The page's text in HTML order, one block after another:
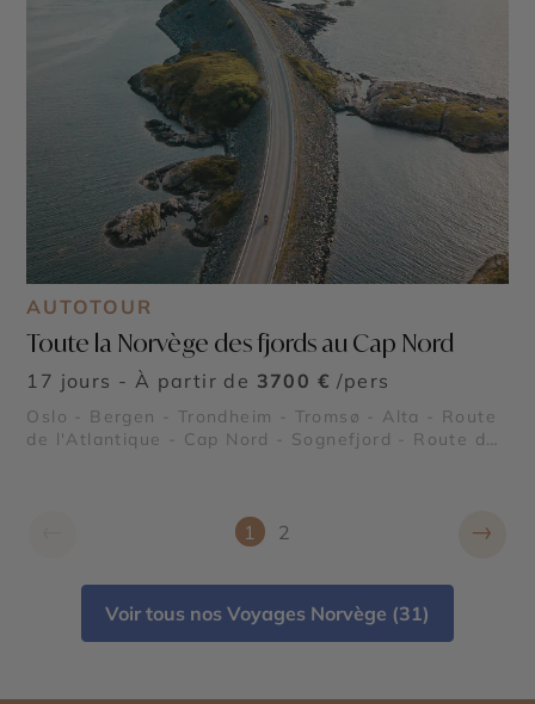
AUTOTOUR
Toute la Norvège des fjords au Cap Nord
17 jours - À partir de 3700 € /pers
Oslo - Bergen - Trondheim - Tromsø - Alta - Route
de l'Atlantique - Cap Nord - Sognefjord - Route des
1 2 →
Voir tous nos Voyages Norvège (31)